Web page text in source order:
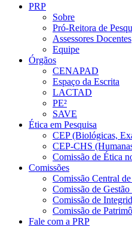
PRP
Sobre
Pró-Reitora de
Assessores Docentes
Equipe
Órgãos
CENAPAD
Espaço da Escrita
LACTAD
PE²
SAVE
Ética em Pesquisa
CEP (Biológicas,
CEP-CHS
Comissão de Ética
Comissões
Comissão Central de
Comissão de
Comissão de
Comissão de
Fale com a PRP